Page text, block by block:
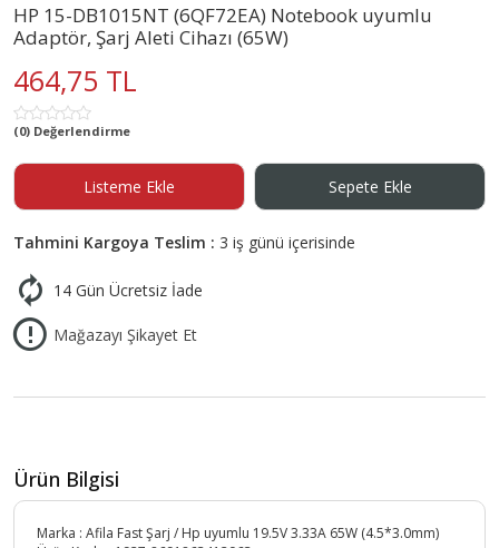
HP 15-DB1015NT (6QF72EA) Notebook uyumlu
Adaptör, Şarj Aleti Cihazı (65W)
464,75 TL
(0) Değerlendirme
Listeme Ekle Sepete Ekle
Tahmini Kargoya Teslim : 3 iş günü içerisinde
14 Gün Ücretsiz İade
Mağazayı Şikayet Et
Ürün Bilgisi
Marka : Afila Fast Şarj / Hp uyumlu 19.5V 3.33A 65W (4.5*3.0mm)